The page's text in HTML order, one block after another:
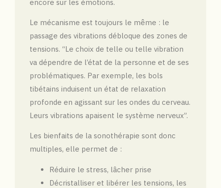
encore sur les émotions.
Le mécanisme est toujours le même : le
passage des vibrations débloque des zones de
tensions. “Le choix de telle ou telle vibration
va dépendre de l’état de la personne et de ses
problématiques. Par exemple, les bols
tibétains induisent un état de relaxation
profonde en agissant sur les ondes du cerveau.
Leurs vibrations apaisent le système nerveux”.
Les bienfaits de la sonothérapie sont donc
multiples, elle permet de :
Réduire le stress, lâcher prise
Décristalliser et libérer les tensions, les